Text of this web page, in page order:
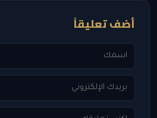
أضف تعليقاً